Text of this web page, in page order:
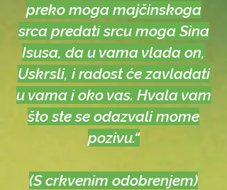
preko moga majčinskoga
srca predati srcu moga Sina
Isusa, da u vama vlada on,
Uskrsli, i radost će zavladati
u vama i oko vas. Hvala vam
što ste se odazvali mome
pozivu.“
(S crkvenim odobrenjem)